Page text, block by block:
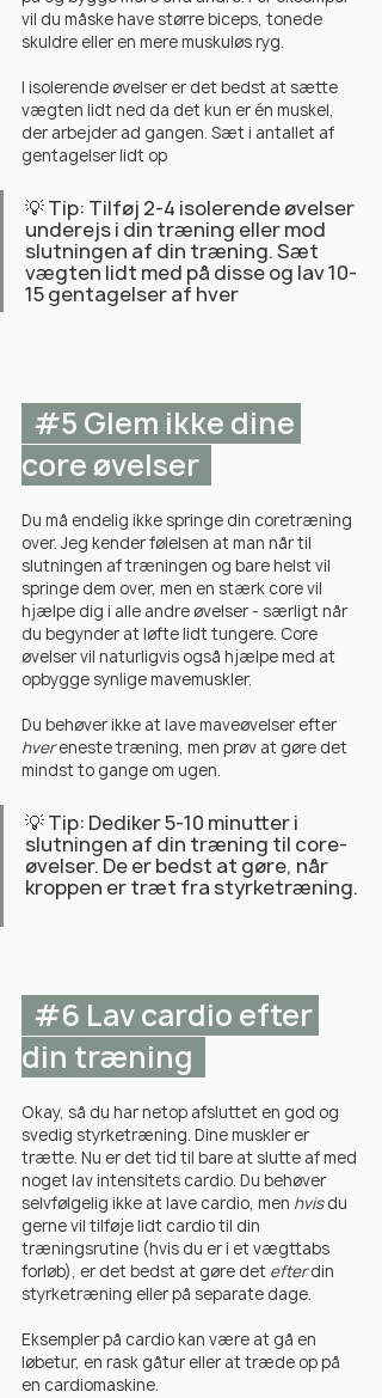
vil du måske have større biceps, tonede
skuldre eller en mere muskuløs ryg.
I isolerende øvelser er det bedst at sætte
vægten lidt ned da det kun er én muskel,
der arbejder ad gangen. Sæt i antallet af
gentagelser lidt op
💡 Tip: Tilføj 2-4 isolerende øvelser
underejs i din træning eller mod
slutningen af ​​din træning. Sæt
vægten lidt med på disse og lav 10-
15 gentagelser af hver
#5 Glem ikke dine
core øvelser
Du må endelig ikke springe din coretræning
over. Jeg kender følelsen at man når til
slutningen af træningen og bare helst vil
springe dem over, men en stærk core vil
hjælpe dig i alle andre øvelser - særligt når
du begynder at løfte lidt tungere. Core
øvelser vil naturligvis også hjælpe med at
opbygge synlige mavemuskler.
Du behøver ikke at lave maveøvelser efter
hver eneste træning, men prøv at gøre det
mindst to gange om ugen.
💡 Tip: Dediker 5-10 minutter i
slutningen af ​​din træning til core-
øvelser. De er bedst at gøre, når
kroppen er træt fra styrketræning.
#6 Lav cardio efter
din træning
Okay, så du har netop afsluttet en god og
svedig styrketræning. Dine muskler er
trætte. Nu er det tid til bare at slutte af med
noget lav intensitets cardio. Du behøver
selvfølgelig ikke at lave cardio, men hvis du
gerne vil tilføje lidt cardio til din
træningsrutine (hvis du er i et vægttabs
forløb), er det bedst at gøre det efter din
styrketræning eller på separate dage.
Eksempler på cardio kan være at gå en
løbetur, en rask gåtur eller at træde op på
en cardiomaskine.